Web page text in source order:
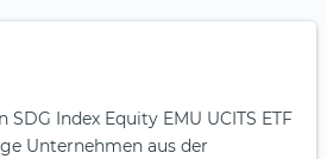
SDG Index Equity EMU UCITS ETF
Unternehmen aus der